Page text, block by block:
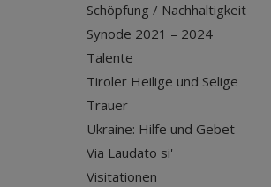
Schöpfung / Nachhaltigkeit
Synode 2021 – 2024
Talente
Tiroler Heilige und Selige
Trauer
Ukraine: Hilfe und Gebet
Via Laudato si'
Visitationen